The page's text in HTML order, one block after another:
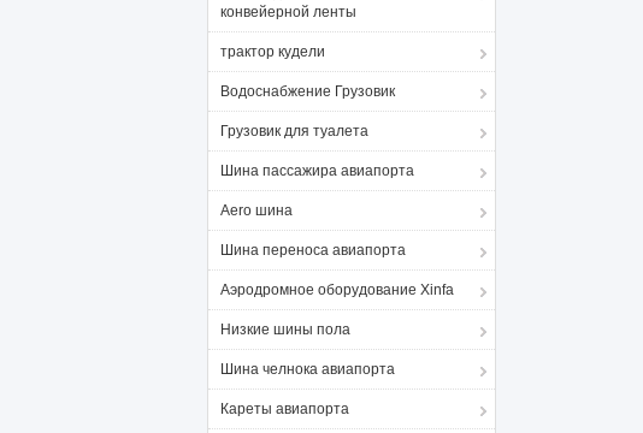
конвейерной ленты
трактор кудели
Водоснабжение Грузовик
Грузовик для туалета
Шина пассажира авиапорта
Aero шина
Шина переноса авиапорта
Аэродромное оборудование Xinfa
Низкие шины пола
Шина челнока авиапорта
Кареты авиапорта